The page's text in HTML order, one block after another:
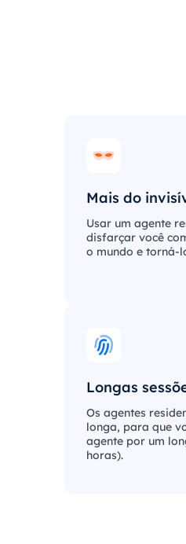
Mais do
Usar um agente
disfarçar você
o mundo e torná-
Longas
Os agentes
longa, para que
agente por um
horas).